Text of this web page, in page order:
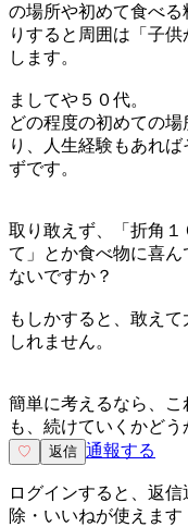
の場所や初めて食べ
りすると周囲は「子
します。
ましてや５０代。
どの程度の初めての
り、人生経験もあれ
ずです。
取り敢えず、「折角
て」とか食べ物に喜
ないですか？
もしかすると、敢え
しれません。
簡単に考えるなら、こ
も、続けていくかどう
♡ 返信 通報する
ログインすると、返
除・いいねが使えます